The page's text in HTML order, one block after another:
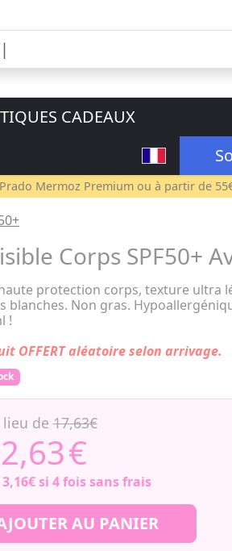
CADEAUX
Prado Mermoz Premium ou à partir de
Corps SPF50+
protection corps, texture ultra
blanches. Non gras.
!
OFFERT aléatoire selon arrivage.
lieu de17,63€
€
3,16€si 4 fois sans frais
AU PANIER